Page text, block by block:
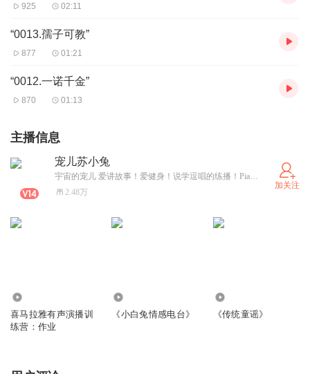
925 02:11
“0013.孺子可教”
877 01:21
“0012.一诺千金”
870 01:13
主播信息
宠儿苏小兔
宇宙的宠儿 爱讲故事！爱健身！说学逗唱的练播！Pia戏，配音......喜播教育签约辅导员，A+优质主播，攀登10.0期班长，优秀作业获得者！你的真诚让你看到了我的真诚...... 直播时间：一只靠逮的小白兔，其实我一直都在
2.48万
加关注
喜马拉雅有声演播训
练营：作业
《小白兔情感电台》 《传统童谣》